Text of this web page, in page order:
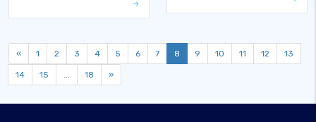
« 1 2 3 4 5 6 7 8 9 10 11 12 13
14 15 ... 18 »